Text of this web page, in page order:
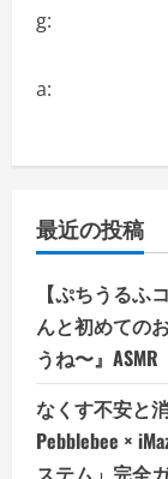
g:
a:
最近の投稿
【ぷちうるふ
んと初めての
うね〜』
なくす不安と
Pebblebee ×
ステム」完全